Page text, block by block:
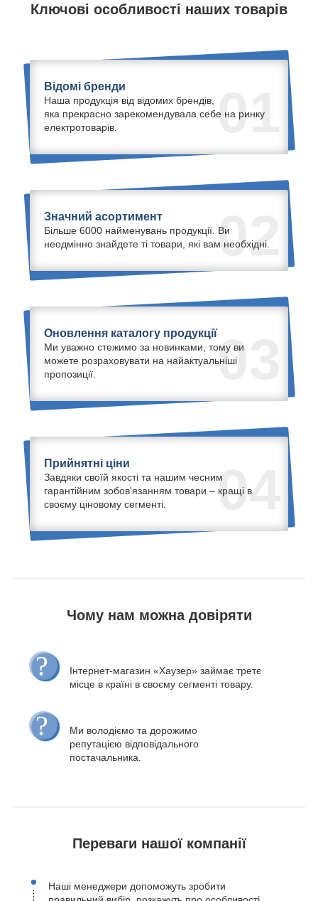
Ключові особливості наших товарів
01
Відомі бренди
Наша продукція від відомих брендів,
яка прекрасно зарекомендувала себе на ринку
електротоварів.
02
Значний асортимент
Більше 6000 найменувань продукції. Ви
неодмінно знайдете ті товари, які вам необхідні.
03
Оновлення каталогу продукції
Ми уважно стежимо за новинками, тому ви
можете розраховувати на найактуальніші
пропозиції.
04
Прийнятні ціни
Завдяки своїй якості та нашим чесним
гарантійним зобов'язанням товари – кращі в
своєму ціновому сегменті.
Чому нам можна довіряти
Інтернет-магазин «Хаузер» займає третє
місце в країні в своєму сегменті товару.
Ми володіємо та дорожимо
репутацією відповідального
постачальника.
Переваги нашої компанії
Наші менеджери допоможуть зробити